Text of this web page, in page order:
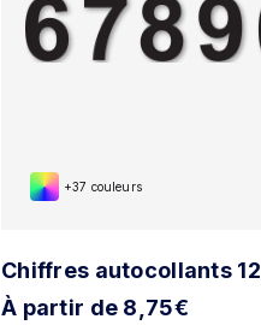
+37 couleurs
Chiffres autocollants
À partir de 8,75€